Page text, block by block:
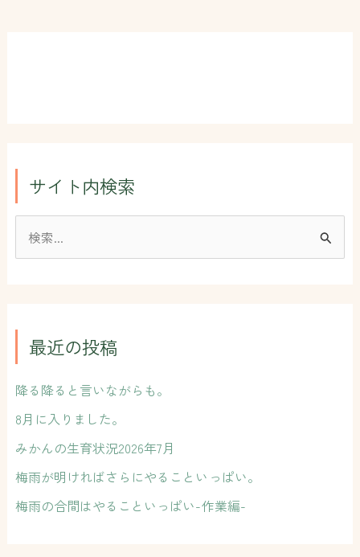
サイト内検索
索
最近の投稿
降る降ると言いながらも。
8月に入りました。
みかんの生育状況2026年7月
梅雨が明ければさらにやることいっぱい。
梅雨の合間はやることいっぱい-作業編-